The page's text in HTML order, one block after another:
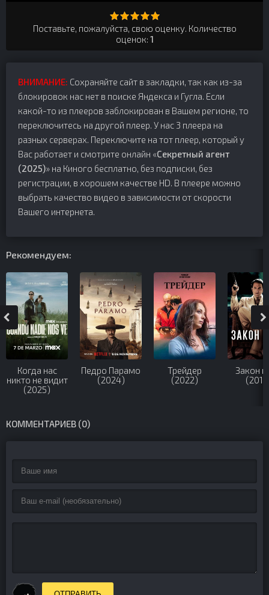
Поставьте, пожалуйста, свою оценку. Количество
оценок: 1
ВНИМАНИЕ: Сохраняйте сайт в закладки, так как из-за
блокировок нас нет в поиске Яндекса и Гугла. Если
какой-то из плееров заблокирован в Вашем регионе, то
переключитесь на другой плеер. У нас 3 плеера на
разных серверах. Переключите на тот плеер, который у
Вас работает и смотрите онлайн «Секретный агент
(2025)» на Киного бесплатно, без подписки, без
регистрации, в хорошем качестве HD. В плеере можно
выбрать качество видео в зависимости от скорости
Вашего интернета.
Рекомендуем:
Когда нас
никто не видит
(2025)
Педро Парамо
(2024)
Трейдер
(2022)
Закон
КОММЕНТАРИЕВ (0)